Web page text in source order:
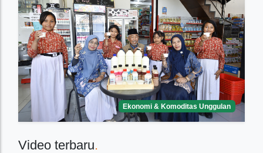
Ekonomi & Komoditas Unggulan
Video terbaru.